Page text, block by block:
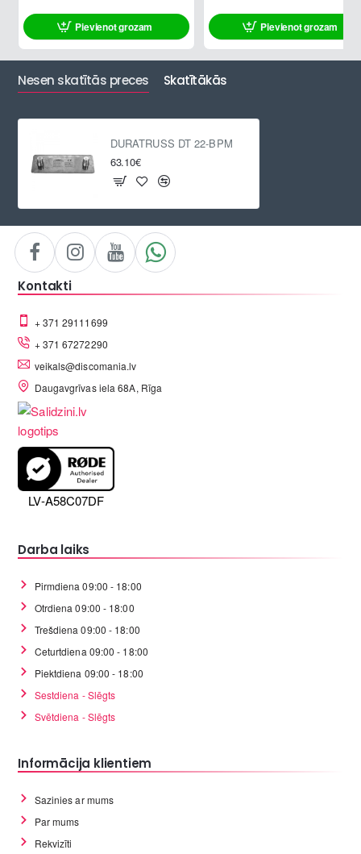
Pievienot grozam Pievienot grozam
Nesen skatītās preces Skatītākās
DURATRUSS DT 22-BPM
63.10€
Kontakti
+ 371 29111699
+ 371 67272290
veikals@discomania.lv
Daugavgrīvas iela 68A, Rīga
LV-A58C07DF
Darba laiks
Pirmdiena 09:00 - 18:00
Otrdiena 09:00 - 18:00
Trešdiena 09:00 - 18:00
Ceturtdiena 09:00 - 18:00
Piektdiena 09:00 - 18:00
Sestdiena - Slēgts
Svētdiena - Slēgts
Informācija klientiem
Sazinies ar mums
Par mums
Rekvizīti